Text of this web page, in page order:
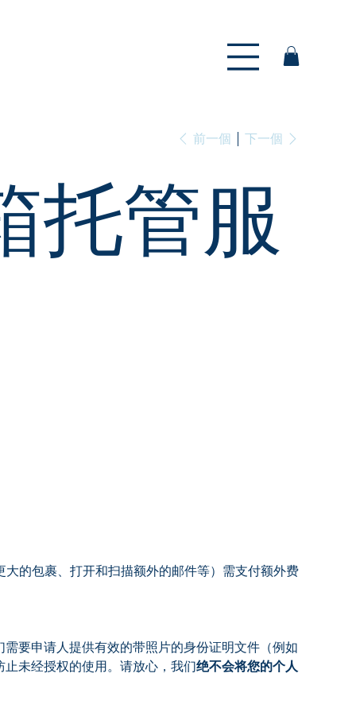
前一個 下一個
托管服
的包裹、打开和扫描额外的邮件等）需支付额外费
要申请人提供有效的带照片的身份证明文件（例如
未经授权的使用。请放心，我们绝不会将您的个人